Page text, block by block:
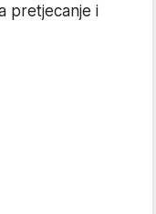
pretjecanje i